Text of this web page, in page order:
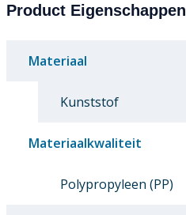
Product Eigenschappen
Materiaal
Kunststof
Materiaalkwaliteit
Polypropyleen (PP)